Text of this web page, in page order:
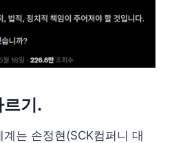
기.
는 손정현(SCK컴퍼니 대